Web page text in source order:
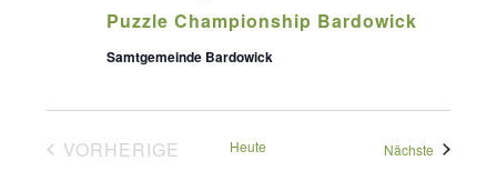
Puzzle Championship Bardowick
Samtgemeinde Bardowick
VORHERIGE
Heute Nächste